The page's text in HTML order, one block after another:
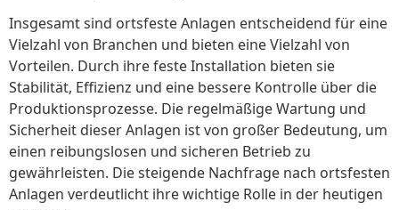
Insgesamt sind ortsfeste Anlagen entscheidend für eine
Vielzahl von Branchen und bieten eine Vielzahl von
Vorteilen. Durch ihre feste Installation bieten sie
Stabilität, Effizienz und eine bessere Kontrolle über die
Produktionsprozesse. Die regelmäßige Wartung und
Sicherheit dieser Anlagen ist von großer Bedeutung, um
einen reibungslosen und sicheren Betrieb zu
gewährleisten. Die steigende Nachfrage nach ortsfesten
Anlagen verdeutlicht ihre wichtige Rolle in der heutigen